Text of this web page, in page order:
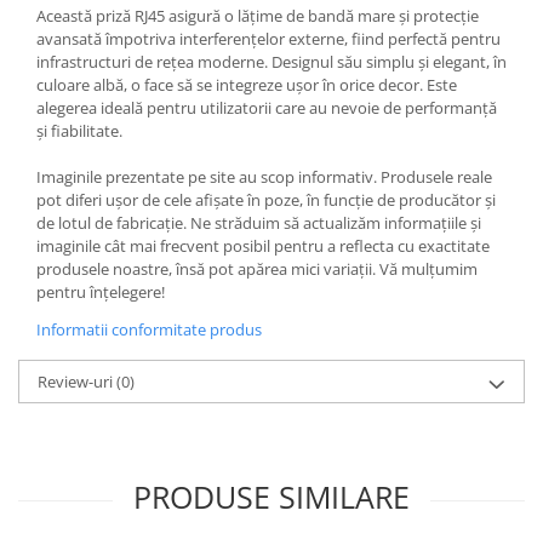
Prize, întrerupătoare, detectoare
de mișcare și accesorii
Altele
Butoane
Cadre de montaj aparent
Detectoare de mișcare
Doze
Obturatoare
Prelungitoare, Stechere, Accesorii
Prize
Prize de difuzor
Această priză RJ45 asigură o lățime de bandă mare și protecție
avansată împotriva interferențelor externe, fiind perfectă pentru
infrastructuri de rețea moderne. Designul său simplu și elegant, în
culoare albă, o face să se integreze ușor în orice decor. Este
alegerea ideală pentru utilizatorii care au nevoie de performanță
și fiabilitate.
Imaginile prezentate pe site au scop informativ. Produsele reale
pot diferi ușor de cele afișate în poze, în funcție de producător și
de lotul de fabricație. Ne străduim să actualizăm informațiile și
imaginile cât mai frecvent posibil pentru a reflecta cu exactitate
produsele noastre, însă pot apărea mici variații. Vă mulțumim
pentru înțelegere!
Informatii conformitate produs
Review-uri(0)
PRODUSE SIMILARE